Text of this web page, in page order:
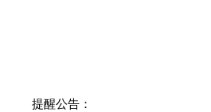
巨生生醫:公告本公司
提醒公告：